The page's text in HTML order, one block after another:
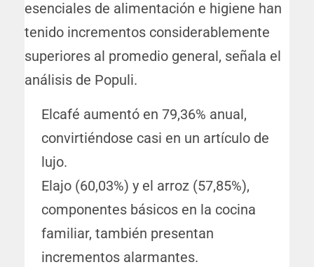
esenciales de alimentación e higiene han
tenido incrementos considerablemente
superiores al promedio general, señala el
análisis de Populi.
Elcafé aumentó en 79,36% anual,
convirtiéndose casi en un artículo de
lujo.
Elajo (60,03%) y el arroz (57,85%),
componentes básicos en la cocina
familiar, también presentan
incrementos alarmantes.